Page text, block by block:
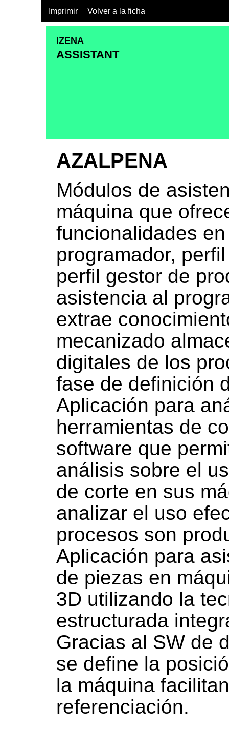
Imprimir Volver a la ficha
IZENA
ASSISTANT
AZALPENA
Módulos de
máquina que
funcionalidades
programador,
perfil gestor de
asistencia al
extrae
mecanizado
digitales de los
fase de definición
Aplicación para
herramientas de
software que
análisis sobre el
de corte en sus
analizar el uso
procesos son
Aplicación para
de piezas en
3D utilizando la
estructurada
Gracias al SW de
se define la
la máquina
referenciación.